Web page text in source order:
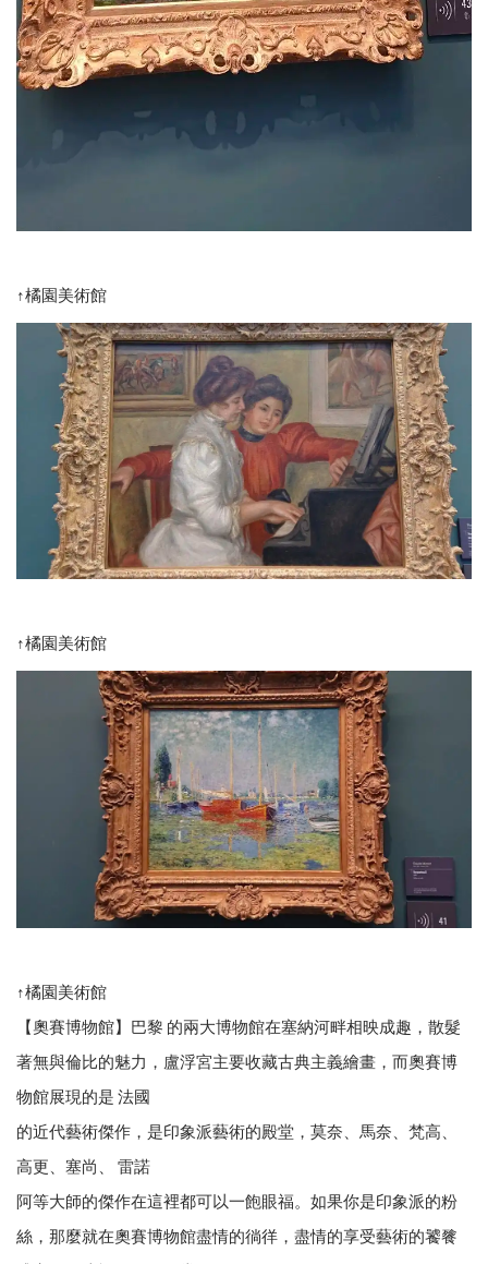
↑橘園美術館
↑橘園美術館
↑橘園美術館
【奧賽博物館】巴黎 的兩大博物館在塞納河畔相映成趣，散髮
著無與倫比的魅力，盧浮宮主要收藏古典主義繪畫，而奧賽博
物館展現的是 法國
的近代藝術傑作，是印象派藝術的殿堂，莫奈、馬奈、梵高、
高更、塞尚、 雷諾
阿等大師的傑作在這裡都可以一飽眼福。如果你是印象派的粉
絲，那麼就在奧賽博物館盡情的徜徉，盡情的享受藝術的饕餮